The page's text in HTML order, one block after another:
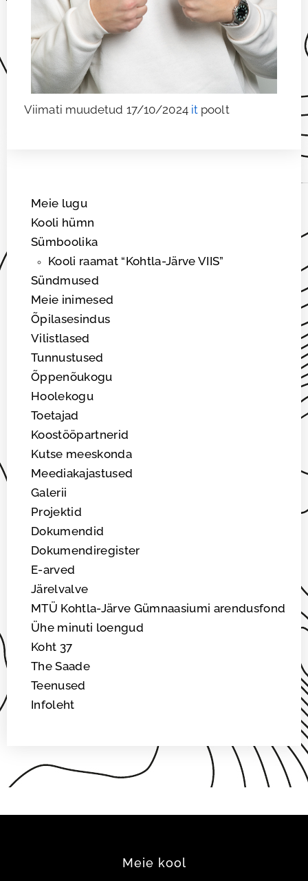
Meie lugu
Kooli hümn
Sümboolika
Kooli raamat “Kohtla-Järve VIIS”
Sündmused
Meie inimesed
Õpilasesindus
Vilistlased
Tunnustused
Õppenõukogu
Hoolekogu
Toetajad
Koostööpartnerid
Kutse meeskonda
Meediakajastused
Galerii
Projektid
Dokumendid
Dokumendiregister
E-arved
Järelvalve
MTÜ Kohtla-Järve Gümnaasiumi arendusfond
Ühe minuti loengud
Koht 37
The Saade
Teenused
Infoleht
Viimati muudetud 17/10/2024 it poolt
Meie kool